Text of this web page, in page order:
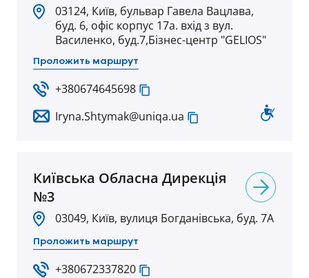
03124, Київ, бульвар Гавела Вацлава,
буд. 6, офіс корпус 17а. вхід з вул.
Василенко, буд.7,Бізнес-центр "GELIOS"
Проложить маршрут
+380674645698
Iryna.Shtymak@uniqa.ua
Київська Обласна Дирекція
№3
03049, Київ, вулиця Богданівська, буд. 7А
Проложить маршрут
+380672337820